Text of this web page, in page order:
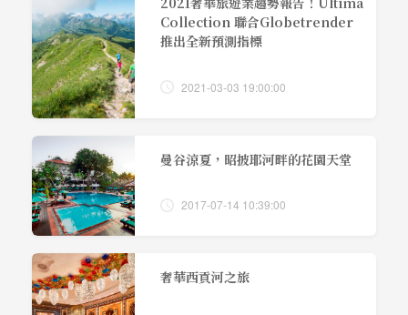
Collection 聯合Globetrender
推出全新預測指標
2021-03-03 19:00:00
曼谷涼夏，昭披耶河畔的花園天堂
2017-07-14 10:39:00
奢華西貢河之旅